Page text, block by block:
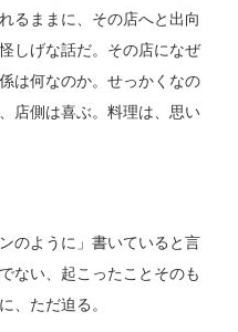
るままに、その店へと出向
しげな話だ。その店になぜ
は何なのか。せっかくなの
店側は喜ぶ。料理は、思い
のように」書いていると言
ない、起こったことそのも
、ただ迫る。